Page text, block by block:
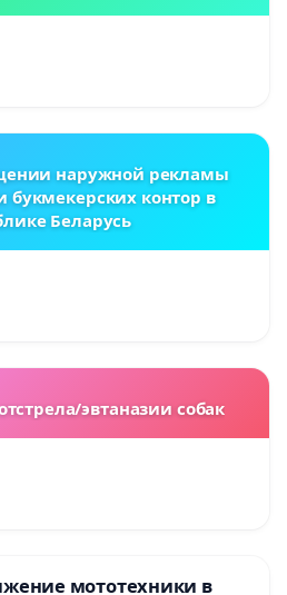
наружной рекламы
букмекерских контор в
Беларусь
эвтаназии собак
мототехники в